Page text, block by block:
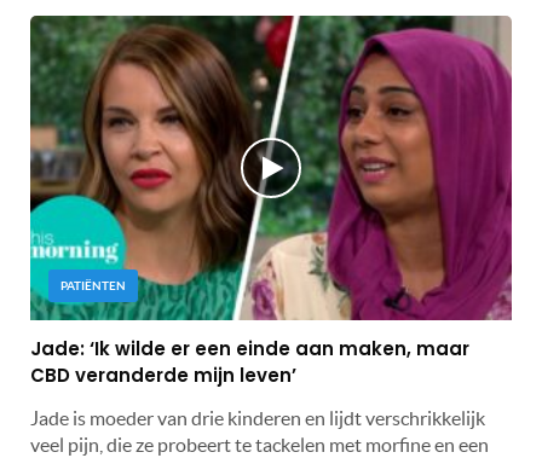
PATIËNTEN
Jade: ‘Ik wilde er een einde aan maken, maar
CBD veranderde mijn leven’
Jade is moeder van drie kinderen en lijdt verschrikkelijk
veel pijn, die ze probeert te tackelen met morfine en een